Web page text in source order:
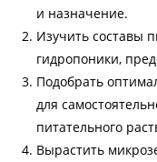
и назначение.
Изучить составы
гидропоники,
Подобрать
для
питательного
Вырастить